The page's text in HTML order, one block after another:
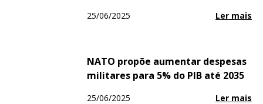
25/06/2025 Ler mais
NATO propõe aumentar despesas
militares para 5% do PIB até 2035
25/06/2025 Ler mais